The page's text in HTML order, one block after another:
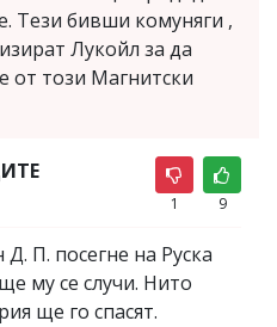
Тези бивши комуняги ,
Лукойл за да
от този Магнитски
1 9
П. посегне на Руска
му се случи. Нито
ще го спасят.